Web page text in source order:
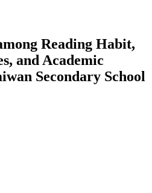
Reading Habit,
and Academic
Secondary School